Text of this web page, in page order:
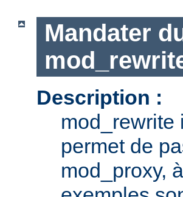
Mandater
Description :
mod_rewrite
permet de
mod_proxy,